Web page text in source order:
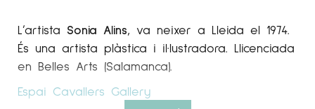
L’artista Sonia Alins, va neixer a Lleida el 1974.
És una artista plàstica i il·lustradora. Llicenciada
en Belles Arts (Salamanca).
Espai Cavallers Gallery